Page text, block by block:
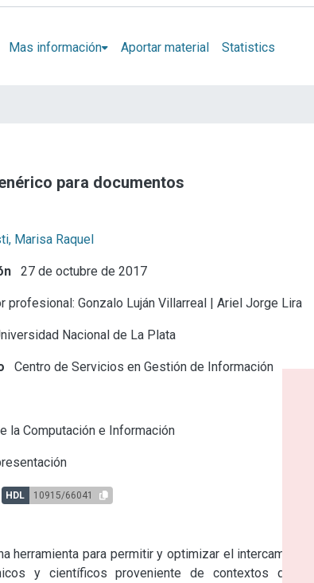
Mas información Aportar material Statistics
para documentos
Marisa Raquel
27 de octubre de 2017
profesional: Gonzalo Luján Villarreal | Ariel Jorge Lira
Nacional de La Plata
Centro de Servicios en Gestión de Información
la Computación e Información
HDL 10915/66041
herramienta para permitir y optimizar el intercambio de
y científicos proveniente de contextos que no